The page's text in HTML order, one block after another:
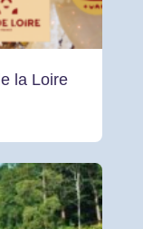
la Loire